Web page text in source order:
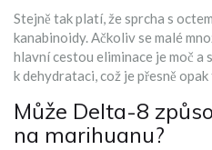
Stejně tak platí, že sprcha s
kanabinoidy. Ačkoliv se malé
hlavní cestou eliminace je moč
k dehydrataci, což je přesně
Může Delta-8
na marihuanu?